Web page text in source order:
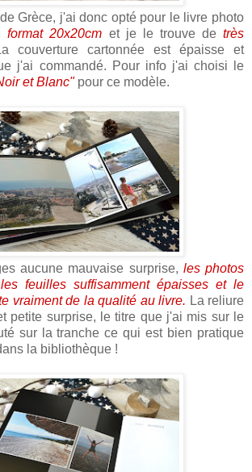
Grèce, j'ai donc opté pour le livre photo
format 20x20cm et je le trouve detrès
couverture cartonnée est épaisse et
j'ai commandé. Pour info j'ai choisi le
et Blanc" pour ce modèle.
aucune mauvaise surprise, les photos
feuilles suffisamment épaisses et le
vraiment de la qualité au livre. La reliure
petite surprise, le titre que j'ai mis sur le
sur la tranche ce qui est bien pratique
la bibliothèque !